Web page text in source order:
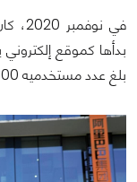
في
بدأها كموقع
بلغ عدد مستخدميه 800 مليون متسوق حول العالم.